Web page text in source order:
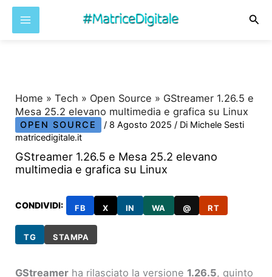
Home »Tech » Open Source » GStreamer 1.26.5 e
Mesa 25.2 elevano multimedia e grafica su Linux
OPEN SOURCE / 8 Agosto 2025/ Di Michele Sesti
matricedigitale.it
GStreamer 1.26.5 e Mesa 25.2 elevano
multimedia e grafica su Linux
CONDIVIDI: FB X IN WA @ RT
TG STAMPA
GStreamer ha rilasciato la versione 1.26.5, quinto